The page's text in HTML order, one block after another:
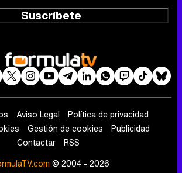
Suscríbete
Aviso Legal
Política de privacidad
Gestión de cookies
Publicidad
Contactar
RSS
© 2004 - 2026